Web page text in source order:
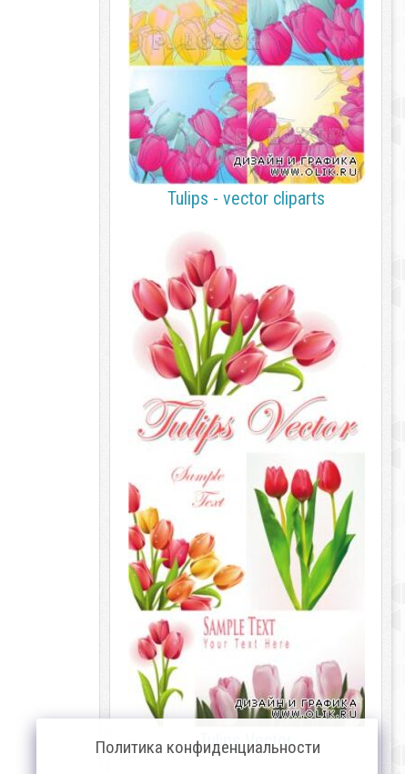
Tulips - vector cliparts
Tulips Vector
Политика конфиденциальности